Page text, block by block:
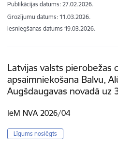
Publikācijas datums: 27.02.2026.
Grozījumu datums: 11.03.2026.
Iesniegšanas datums 19.03.2026.
Latvijas valsts pierobežas
apsaimniekošana Balvu,
Augšdaugavas novadā uz
IeM NVA 2026/04
Līgums noslēgts